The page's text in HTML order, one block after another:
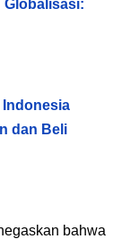
Globalisasi:
Indonesia
dan Beli
bahwa